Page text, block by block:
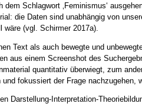
Schlagwort ‚Feminismus‘
die Daten sind unabhängig von
(vgl. Schirmer 2017a).
Text als auch bewegte und
einem Screenshot des
quantitativ überwiegt, zum
fokussiert der Frage nachzugehen,
Darstellung-Interpretation-